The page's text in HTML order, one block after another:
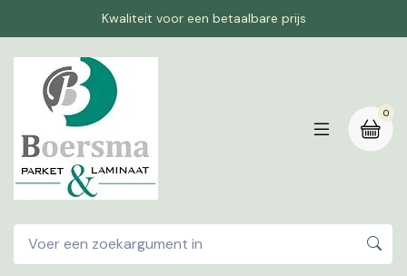
Kwaliteit voor een betaalbare prijs
0